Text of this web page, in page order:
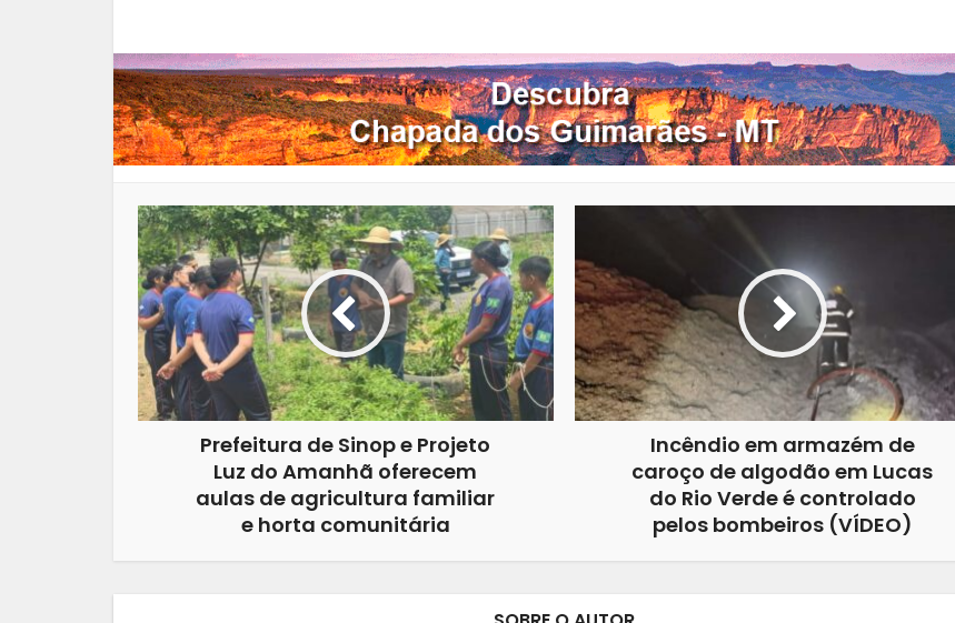
Prefeitura de Sinop e Projeto
Luz do Amanhã oferecem
aulas de agricultura familiar
e horta comunitária
Incêndio em armazém de
caroço de algodão em Lucas
do Rio Verde é controlado
pelos bombeiros (VÍDEO)